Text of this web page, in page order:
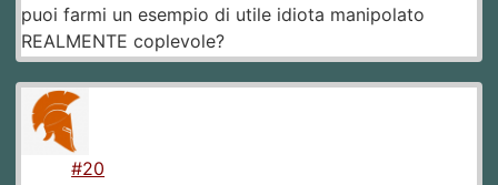
puoi farmi un esempio di utile idiota manipolato
REALMENTE coplevole?
#20